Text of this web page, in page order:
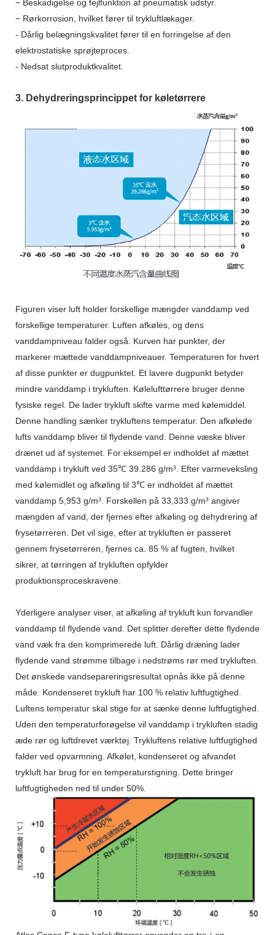
− Beskadigelse og fejlfunktion af pneumatisk udstyr.
− Rørkorrosion, hvilket fører til trykluftlækager.
- Dårlig belægningskvalitet fører til en forringelse af den
elektrostatiske sprøjteproces.
- Nedsat slutproduktkvalitet.
3. Dehydreringsprincippet for køletørrere
Figuren viser luft holder forskellige mængder vanddamp ved
forskellige temperaturer. Luften afkøles, og dens
vanddampniveau falder også. Kurven har punkter, der
markerer mættede vanddampniveauer. Temperaturen for hvert
af disse punkter er dugpunktet. Et lavere dugpunkt betyder
mindre vanddamp i trykluften. Kølelufttørrere bruger denne
fysiske regel. De lader trykluft skifte varme med kølemiddel.
Denne handling sænker trykluftens temperatur. Den afkølede
lufts vanddamp bliver til flydende vand. Denne væske bliver
drænet ud af systemet. For eksempel er indholdet af mættet
vanddamp i trykluft ved 35℃ 39.286 g/m³. Efter varmeveksling
med kølemidlet og afkøling til 3℃ er indholdet af mættet
vanddamp 5,953 g/m³. Forskellen på 33,333 g/m³ angiver
mængden af ​​vand, der fjernes efter afkøling og dehydrering af
frysetørreren. Det vil sige, efter at trykluften er passeret
gennem frysetørreren, fjernes ca. 85 % af fugten, hvilket
sikrer, at tørringen af ​​trykluften opfylder
produktionsproceskravene.
Yderligere analyser viser, at afkøling af trykluft kun forvandler
vanddamp til flydende vand. Det splitter derefter dette flydende
vand væk fra den komprimerede luft. Dårlig dræning lader
flydende vand strømme tilbage i nedstrøms rør med trykluften.
Det ønskede vandsepareringsresultat opnås ikke på denne
måde. Kondenseret trykluft har 100 % relativ luftfugtighed.
Luftens temperatur skal stige for at sænke denne luftfugtighed.
Uden den temperaturforøgelse vil vanddamp i trykluften stadig
æde rør og luftdrevet værktøj. Trykluftens relative luftfugtighed
falder ved opvarmning. Afkølet, kondenseret og afvandet
trykluft har brug for en temperaturstigning. Dette bringer
luftfugtigheden ned til under 50%.